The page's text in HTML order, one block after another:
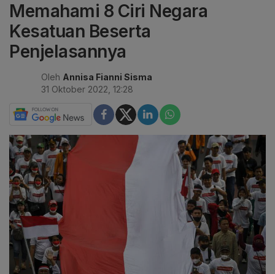
Memahami 8 Ciri Negara
Kesatuan Beserta
Penjelasannya
Oleh Annisa Fianni Sisma
31 Oktober 2022, 12:28